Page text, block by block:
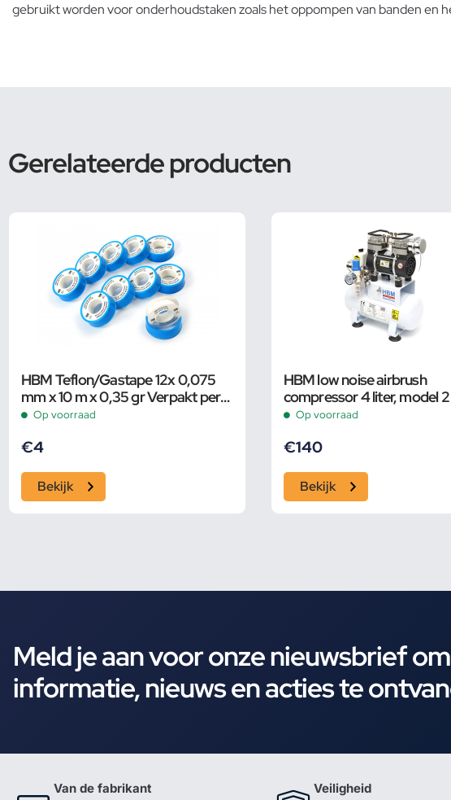
gebruikt worden voor onderhoudstaken zoalshet oppompen van bandenen
Gerelateerde producten
HBM Teflon/Gastape 12x 0,075
mm x 10 m x 0,35 gr Verpakt per
10 stuks
Op voorraad
€4
Bekijk
HBM low noise airbrush
compressor 4 liter, model 2
Op voorraad
€140
Bekijk
Meld je aan voor onze nieuwsbrief
informatie, nieuws en acties te
Van de fabrikant Veiligheid